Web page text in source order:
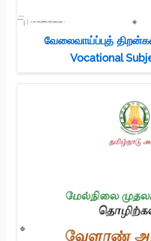
வேலைவாய்ப்புத்
Vocational